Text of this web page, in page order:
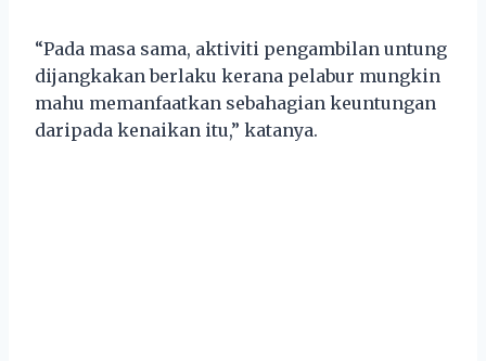
“Pada masa sama, aktiviti pengambilan untung
dijangkakan berlaku kerana pelabur mungkin
mahu memanfaatkan sebahagian keuntungan
daripada kenaikan itu,” katanya.